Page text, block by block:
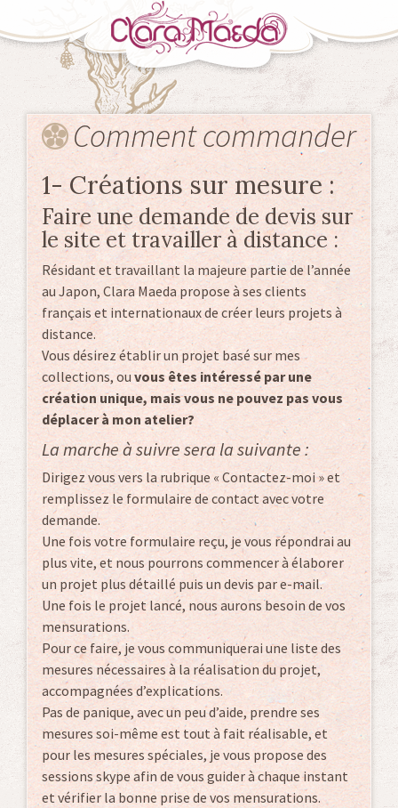
Aller
contenu
Comment commander
1- Créations sur mesure :
Faire une demande de devis sur
le site et travailler à distance :
Résidant et travaillant la majeure partie de l’année
au Japon, Clara Maeda propose à ses clients
français et internationaux de créer leurs projets à
distance.
Vous désirez établir un projet basé sur mes
collections, ouvous êtes intéressé par une
création unique, mais vous ne pouvez pas vous
déplacer à mon atelier?
La marche à suivre sera la suivante :
Dirigez vous vers la rubrique « Contactez-moi » et
remplissez le formulaire de contact avec votre
demande.
Une fois votre formulaire reçu, je vous répondrai au
plus vite, et nous pourrons commencer à élaborer
un projet plus détaillé puis un devis par e-mail.
Une fois le projet lancé, nous aurons besoin de vos
mensurations.
Pour ce faire, je vous communiquerai une liste des
mesures nécessaires à la réalisation du projet,
accompagnées d’explications.
Pas de panique, avec un peu d’aide, prendre ses
mesures soi-même est tout à fait réalisable, et
pour les mesures spéciales, je vous propose des
sessions skype afin de vous guider à chaque instant
et vérifier la bonne prise de vos mensurations.